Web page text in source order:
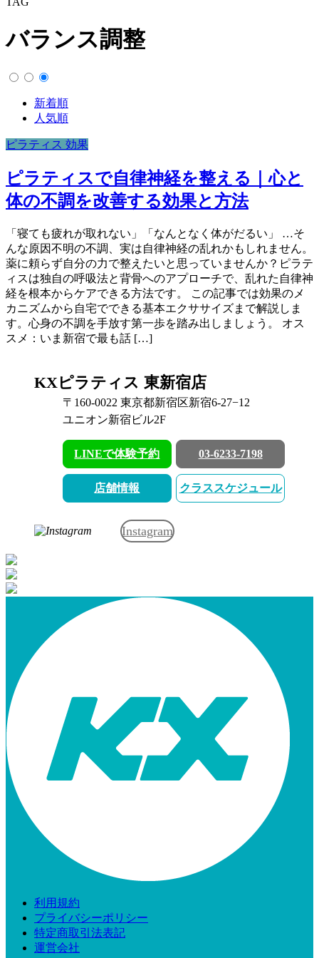
バランス調整
新着順
人気順
ピラティス 効果
ピラティスで自律神経を整える｜心と
体の不調を改善する効果と方法
「寝ても疲れが取れない」「なんとなく体がだるい」 …そ
んな原因不明の不調、実は自律神経の乱れかもしれません。
薬に頼らず自分の力で整えたいと思っていませんか？ピラテ
ィスは独自の呼吸法と背骨へのアプローチで、乱れた自律神
経を根本からケアできる方法です。 この記事では効果のメ
カニズムから自宅でできる基本エクササイズまで解説しま
す。心身の不調を手放す第一歩を踏み出しましょう。 オス
スメ：いま新宿で最も話 […]
KXピラティス 東新宿店
〒160-0022 東京都新宿区新宿6-27−12
ユニオン新宿ビル2F
LINEで体験予約 03-6233-7198
店舗情報 クラススケジュール
Instagram
利用規約
プライバシーポリシー
特定商取引法表記
運営会社